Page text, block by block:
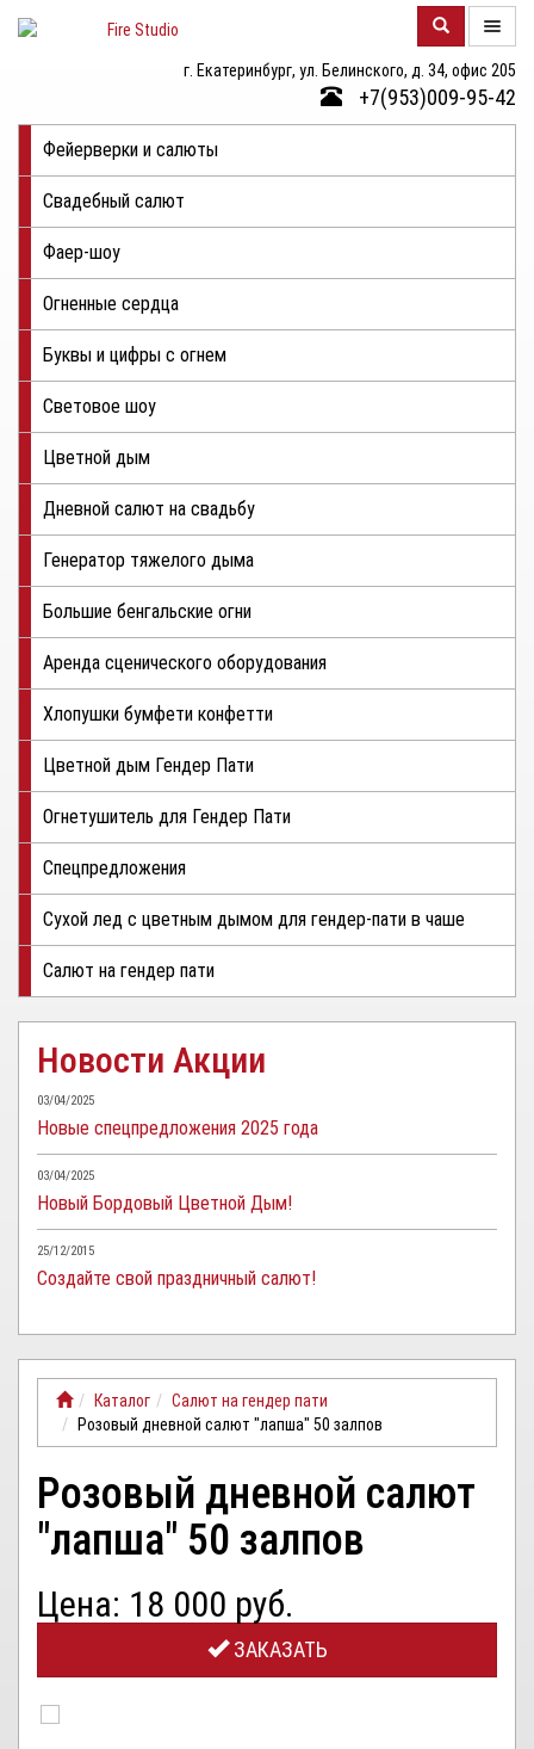
г. Екатеринбург, ул. Белинского, д. 34, офис 205
+7(953)009-95-42
КАТАЛОГ
ФОТОГАЛЕРЕЯ
КОНТАКТЫ
ЦЕНЫ
ОТЗЫВЫ
Фейерверки и салюты
Свадебный салют
Фаер-шоу
Огненные сердца
Буквы и цифры с огнем
Световое шоу
Цветной дым
Дневной салют на свадьбу
Генератор тяжелого дыма
Большие бенгальские огни
Аренда сценического оборудования
Хлопушки бумфети конфетти
Цветной дым Гендер Пати
Огнетушитель для Гендер Пати
Спецпредложения
Сухой лед с цветным дымом для гендер-пати в чаше
Салют на гендер пати
Новости Акции
03/04/2025
Новые спецпредложения 2025 года
03/04/2025
Новый Бордовый Цветной Дым!
25/12/2015
Создайте свой праздничный салют!
Каталог
Салют на гендер пати
Розовый дневной салют "лапша" 50 залпов
Розовый дневной салют
"лапша" 50 залпов
Цена: 18 000 руб.
ЗАКАЗАТЬ